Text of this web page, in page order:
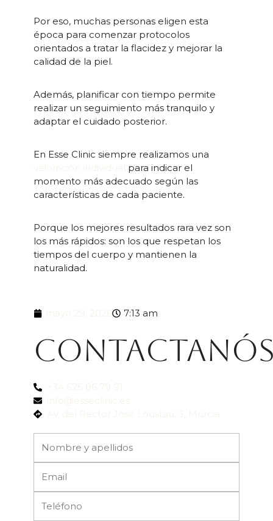
Por eso, muchas personas eligen esta
época para comenzar protocolos
orientados a tratar la flacidez y mejorar la
calidad de la piel.
Además, planificar con tiempo permite
realizar un seguimiento más tranquilo y
adaptar el cuidado posterior.
En Esse Clinic siempre realizamos una
para indicar el
momento más adecuado según las
características de cada paciente.
Porque los mejores resultados rara vez son
los más rápidos: son los que respetan los
tiempos del cuerpo y mantienen la
naturalidad.
7:13 am